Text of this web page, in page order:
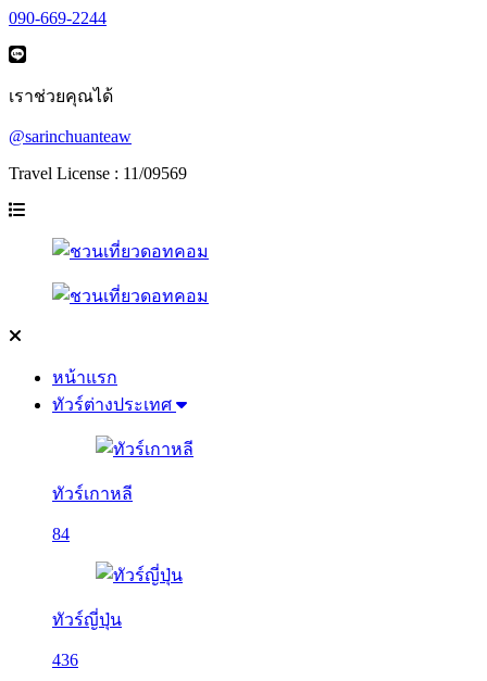
090-669-2244
เราช่วยคุณได้
@sarinchuanteaw
Travel License : 11/09569
หน้าแรก
ทัวร์ต่างประเทศ
ทัวร์เกาหลี
84
ทัวร์ญี่ปุ่น
436